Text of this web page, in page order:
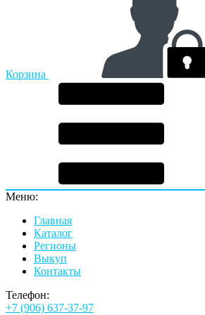
Корзина
Меню:
Главная
Каталог
Регионы
Выкуп
Контакты
Телефон:
+7 (906) 637-37-97